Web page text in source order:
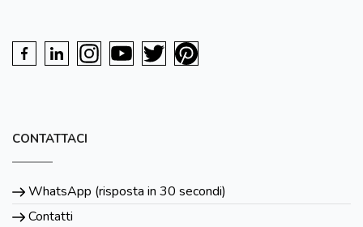
CONTATTACI
WhatsApp (risposta in 30 secondi)
Contatti